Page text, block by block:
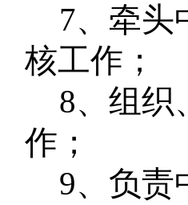
7、牵头
核工作；
8、组织
作；
9、负责